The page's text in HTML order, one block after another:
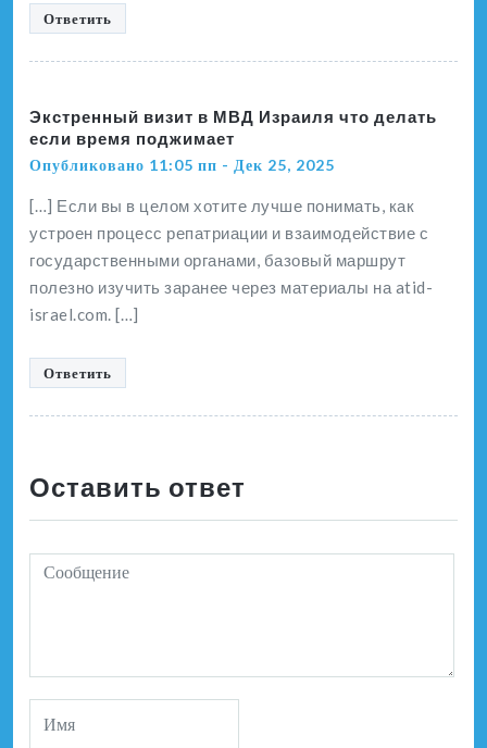
Ответить
Экстренный визит в МВД Израиля что делать
если время поджимает
Опубликовано 11:05 пп - Дек 25, 2025
[…] Если вы в целом хотите лучше понимать, как
устроен процесс репатриации и взаимодействие с
государственными органами, базовый маршрут
полезно изучить заранее через материалы на atid-
israel.com. […]
Ответить
Оставить ответ